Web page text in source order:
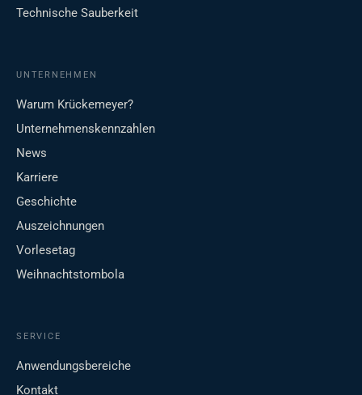
Technische Sauberkeit
UNTERNEHMEN
Warum Krückemeyer?
Unternehmenskennzahlen
News
Karriere
Geschichte
Auszeichnungen
Vorlesetag
Weihnachtstombola
SERVICE
Anwendungsbereiche
Kontakt